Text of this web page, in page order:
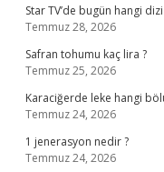
Star TV’de bugün hangi
Temmuz 28, 2026
Safran tohumu kaç lira ?
Temmuz 25, 2026
Karaciğerde leke hangi
Temmuz 24, 2026
1 jenerasyon nedir ?
Temmuz 24, 2026